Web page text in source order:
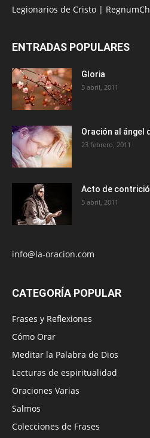
Legionarios de Cristo |
ENTRADAS POPULARES
Gloria
5 abril, 2011
Oración al ángel
23 febrero, 2011
Acto de
5 abril, 2011
info@la-oracion.com
CATEGORÍA POPULAR
Frases y Reflexiones
Cómo Orar
Meditar la Palabra de Dios
Lecturas de espiritualidad
Oraciones Varias
Salmos
Colecciones de Frases